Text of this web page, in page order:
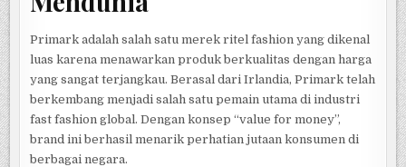
Primark adalah salah satu merek ritel fashion yang dikenal
luas karena menawarkan produk berkualitas dengan harga
yang sangat terjangkau. Berasal dari Irlandia, Primark telah
berkembang menjadi salah satu pemain utama di industri
fast fashion global. Dengan konsep “value for money”,
brand ini berhasil menarik perhatian jutaan konsumen di
berbagai negara.